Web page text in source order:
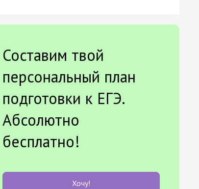
Составим твой
персональный план
подготовки к ЕГЭ.
Абсолютно
бесплатно!
Хочу!